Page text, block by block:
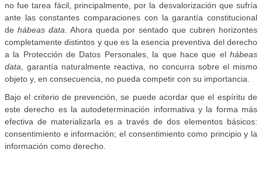
no fue tarea fácil, principalmente, por la desvalorización que sufría
ante las constantes comparaciones con la garantía constitucional
de hábeas data. Ahora queda por sentado que cubren horizontes
completamente distintos y que es la esencia preventiva del derecho
a la Protección de Datos Personales, la que hace que el hábeas
data, garantía naturalmente reactiva, no concurra sobre el mismo
objeto y, en consecuencia, no pueda competir con su importancia.
Bajo el criterio de prevención, se puede acordar que el espíritu de
este derecho es la autodeterminación informativa y la forma más
efectiva de materializarla es a través de dos elementos básicos:
consentimiento e información; el consentimiento como principio y la
información como derecho.